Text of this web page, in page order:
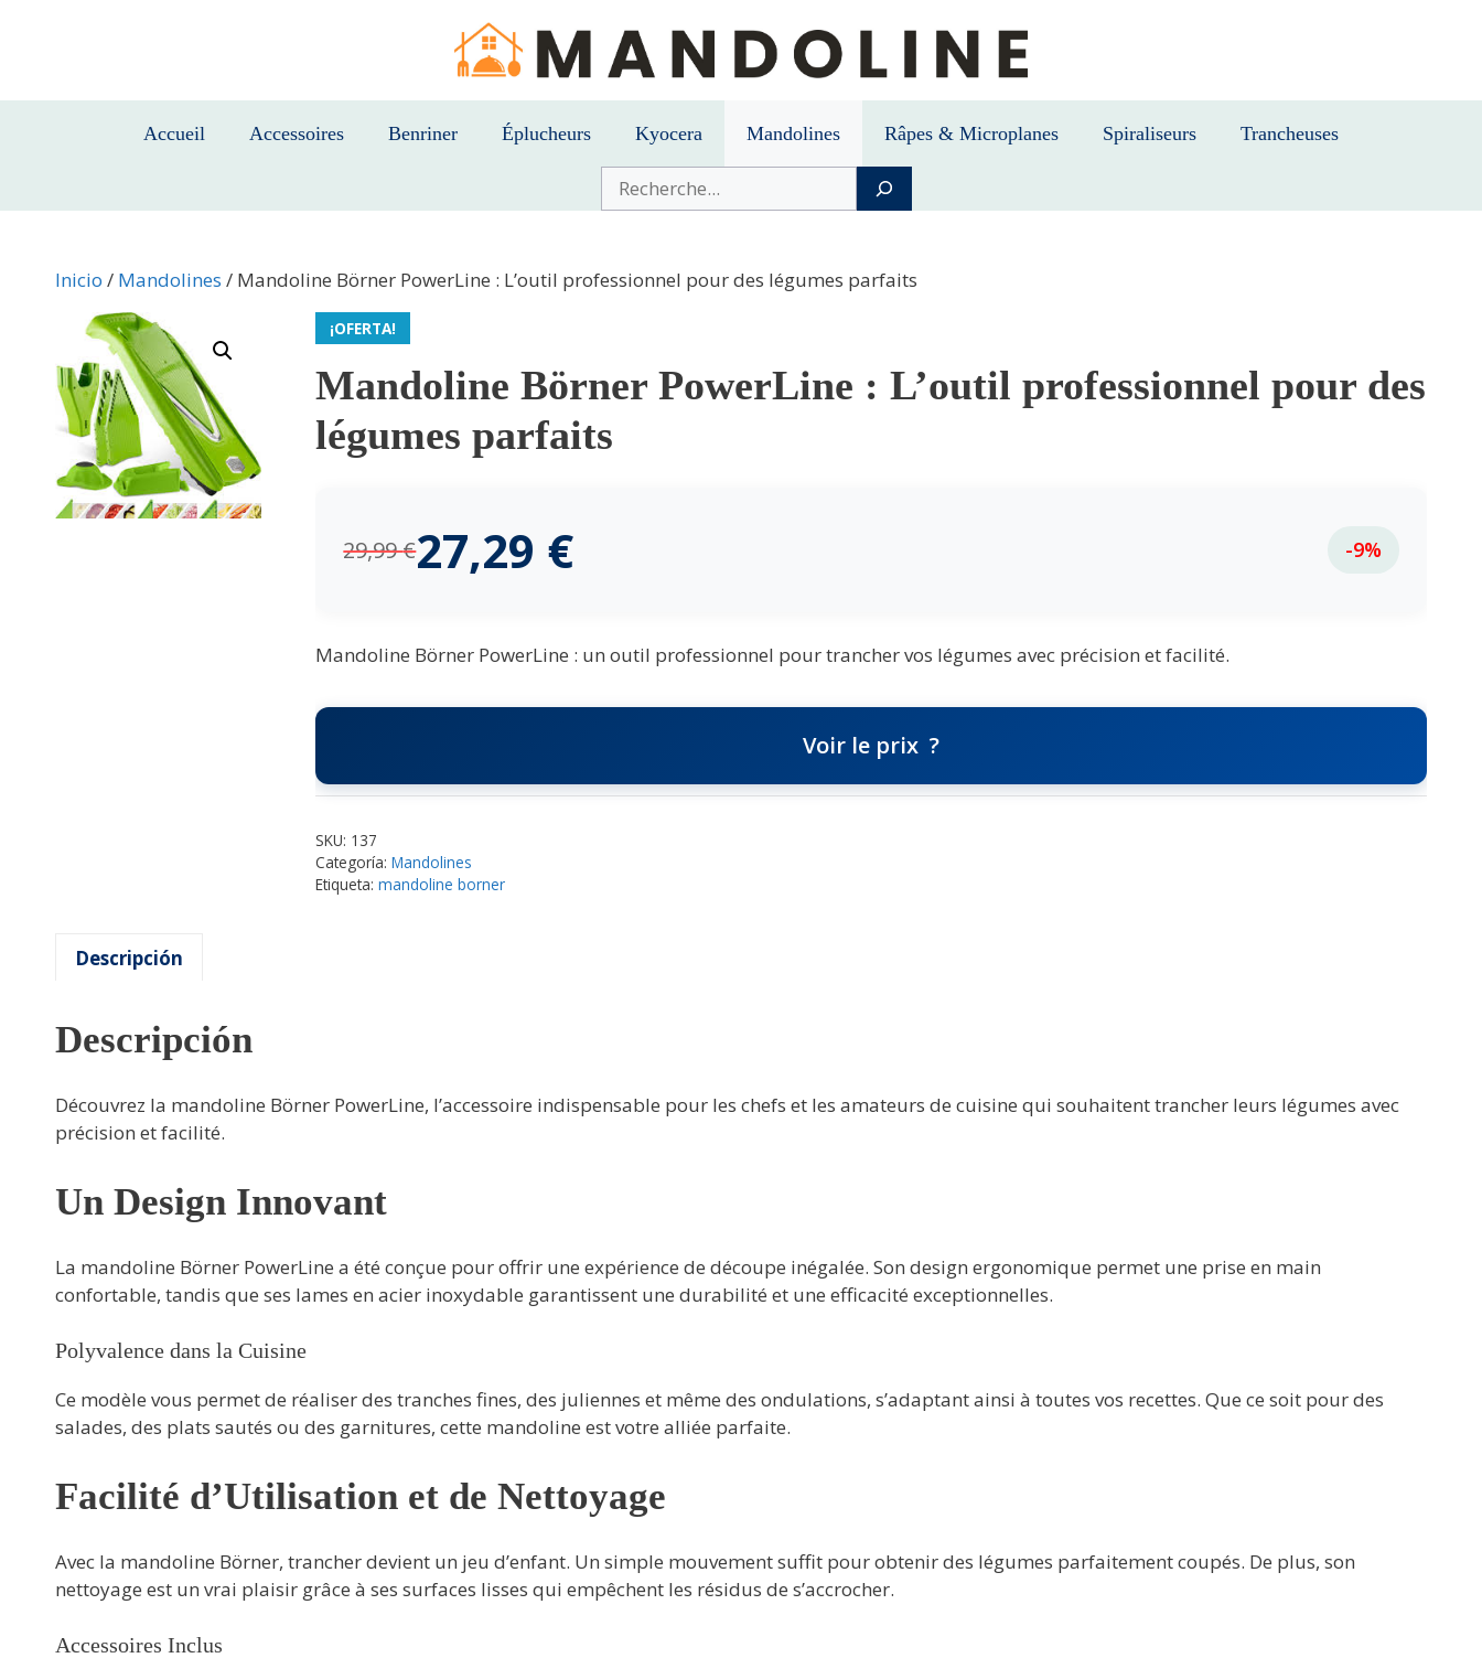
Accueil Accessoires Benriner Éplucheurs Kyocera Mandolines Râpes & Microplanes Spiraliseurs Trancheuses
Buscar
Inicio / Mandolines / Mandoline Börner PowerLine : L’outil professionnel pour des légumes parfaits
¡OFERTA!
Mandoline Börner PowerLine : L’outil professionnel pour des
légumes parfaits
29,99€27,29 € -9%
Mandoline Börner PowerLine : un outil professionnel pour trancher vos légumes avec précision et facilité.
Voir le prix
SKU: 137
Categoría:Mandolines
Etiqueta:mandoline borner
Descripción
Descripción
Découvrez la mandoline Börner PowerLine, l’accessoire indispensable pour les chefs et les amateurs de cuisine qui souhaitent trancher leurs légumes avec
précision et facilité.
Un Design Innovant
La mandoline Börner PowerLine a été conçue pour offrir une expérience de découpe inégalée. Son design ergonomique permet une prise en main
confortable, tandis que ses lames en acier inoxydable garantissent une durabilité et une efficacité exceptionnelles.
Polyvalence dans la Cuisine
Ce modèle vous permet de réaliser des tranches fines, des juliennes et même des ondulations, s’adaptant ainsi à toutes vos recettes. Que ce soit pour des
salades, des plats sautés ou des garnitures, cette mandoline est votre alliée parfaite.
Facilité d’Utilisation et de Nettoyage
Avec la mandoline Börner, trancher devient un jeu d’enfant. Un simple mouvement suffit pour obtenir des légumes parfaitement coupés. De plus, son
nettoyage est un vrai plaisir grâce à ses surfaces lisses qui empêchent les résidus de s’accrocher.
Accessoires Inclus